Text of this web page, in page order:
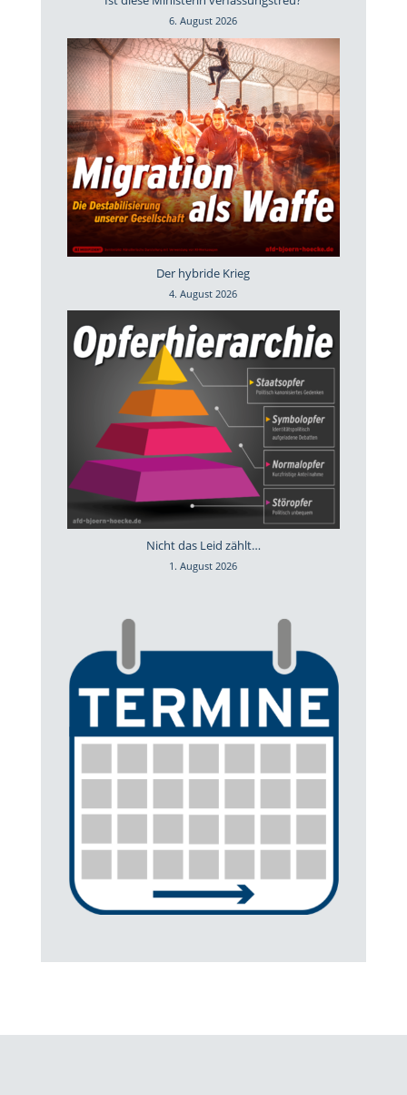
6. August 2026
Der hybride Krieg
4. August 2026
Nicht das Leid zählt…
1. August 2026